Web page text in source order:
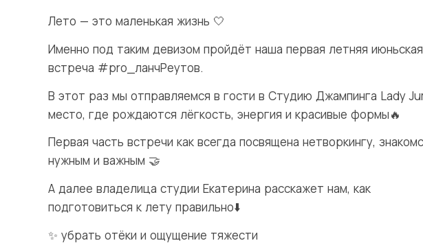
Лето — это маленькая жизнь 🤍
Именно под таким девизом пройдёт наша первая летняя июньская
встреча #pro_ланчРеутов.
В этот раз мы отправляемся в гости в Студию Джампинга Lady
место, где рождаются лёгкость, энергия и красивые формы🔥
Первая часть встречи как всегда посвящена нетворкингу,
нужным и важным 🤝
А далее владелица студии Екатерина расскажет нам, как
подготовиться к лету правильно⬇️
✨ убрать отёки и ощущение тяжести